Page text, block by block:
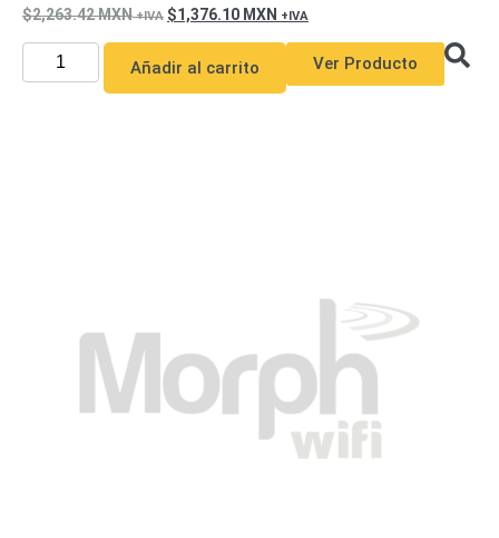
2,263.42MXN 1,376.10 MXN
Añadir al carrito Ver Producto